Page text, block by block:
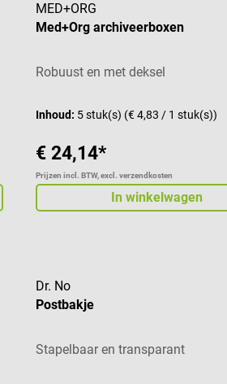
MED+ORG
Med+Org archiveerboxen
Robuust en met deksel
Inhoud: 5 stuk(s) (€ 4,83 / 1 stuk(s))
€ 24,14*
Prijzen incl. BTW, excl. verzendkosten
In winkelwagen
Dr. No
Postbakje
Stapelbaar en transparant